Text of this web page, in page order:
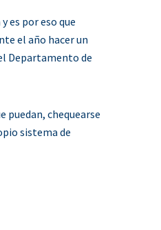
es por eso que
el año hacer un
Departamento de
puedan, chequearse
sistema de